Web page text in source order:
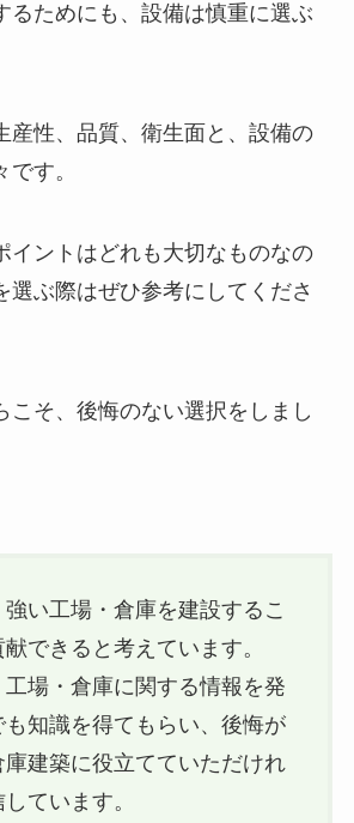
るためにも、設備は慎重に選ぶ
産性、品質、衛生面と、設備の
す。
イントはどれも大切なものなの
選ぶ際はぜひ参考にしてくださ
こそ、後悔のない選択をしまし
い工場・倉庫を建設するこ
できると考えています。
場・倉庫に関する情報を発
知識を得てもらい、後悔が
建築に役立てていただけれ
ています。